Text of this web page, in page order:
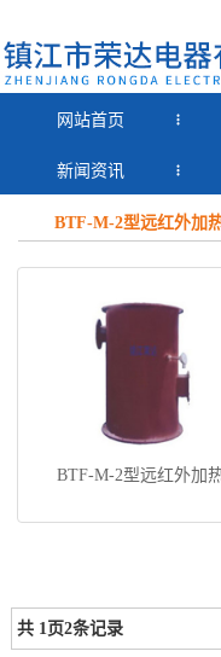
网站首页
新闻资讯
BTF-M-2型远红外加
BTF-M-2型远红外加
共 1 页2条记录